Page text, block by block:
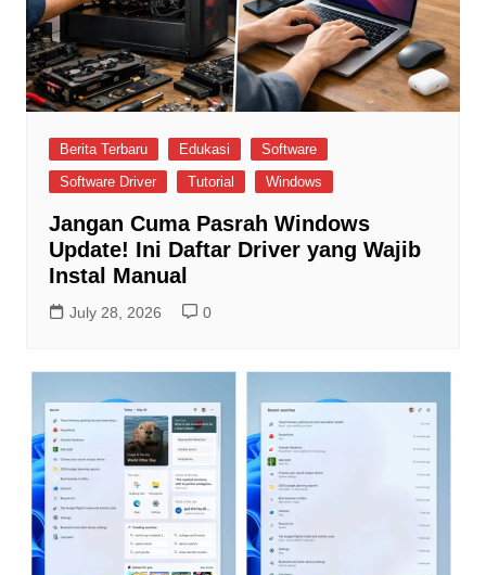
Berita Terbaru Edukasi
Software
Software Driver
Tutorial Windows
Jangan Cuma Pasrah Windows
Update! Ini Daftar Driver yang Wajib
Instal Manual
July 28, 2026 0